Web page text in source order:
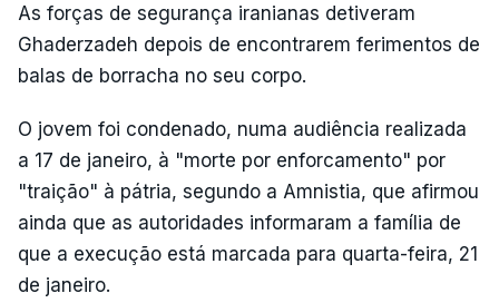
As forças de segurança iranianas detiveram
Ghaderzadeh depois de encontrarem ferimentos de
balas de borracha no seu corpo.
O jovem foi condenado, numa audiência realizada
a 17 de janeiro, à "morte por enforcamento" por
"traição" à pátria, segundo a Amnistia, que afirmou
ainda que as autoridades informaram a família de
que a execução está marcada para quarta-feira, 21
de janeiro.